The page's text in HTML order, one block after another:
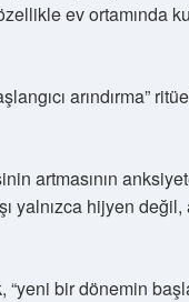
ev ortamında
arındırma”
artmasının
yalnızca hijyen
bir dönemin